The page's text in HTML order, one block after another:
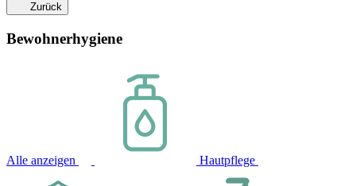
Zurück
Bewohnerhygiene
Alle anzeigen Hautpflege